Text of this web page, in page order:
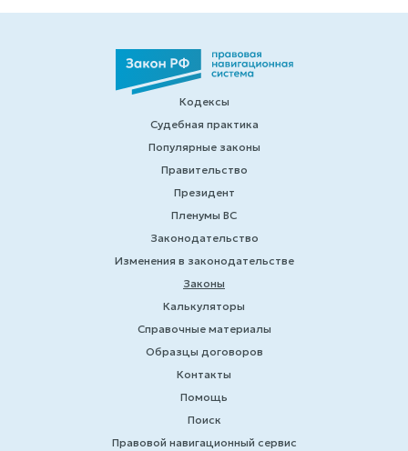
Кодексы
Судебная практика
Популярные законы
Правительство
Президент
Пленумы ВС
Законодательство
Изменения в законодательстве
Законы
Калькуляторы
Справочные материалы
Образцы договоров
Контакты
Помощь
Поиск
Правовой навигационный сервис